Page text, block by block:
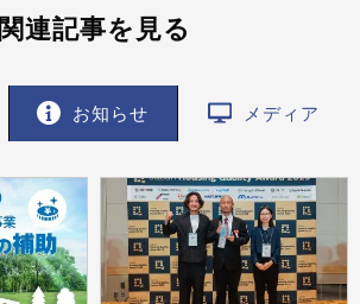
関連記事を見る
お知らせ メディア